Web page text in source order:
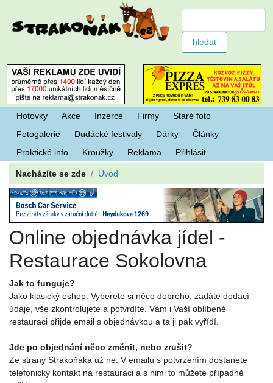
Hotovky Akce Inzerce Firmy
Staré foto
Fotogalerie
Dudácké festivaly Dárky
Články
Praktické info
Kroužky Reklama Přihlásit
Nacházíte se zde Úvod
Online objednávka jídel -
Restaurace Sokolovna
Jak to funguje?
Jako klasický eshop. Vyberete si něco dobrého, zadáte dodací
údaje, vše zkontrolujete a potvrdíte. Vám i Vaší oblíbené
restauraci přijde email s objednávkou a ta ji pak vyřídí.
Jde po objednání něco změnit, nebo zrušit?
Ze strany Strakoňáka už ne. V emailu s potvrzením dostanete
telefonický kontakt na restauraci a s nimi to můžete případně